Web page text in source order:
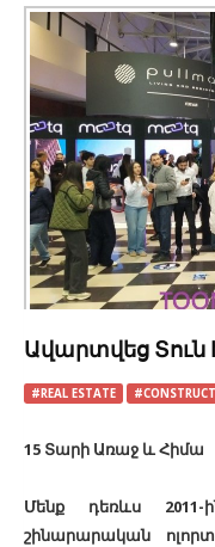
Ավարտվեց Տուն
#REAL ESTATE
15 Տարի Առաջ և Հիմա
Մենք դեռևս
շինարարական